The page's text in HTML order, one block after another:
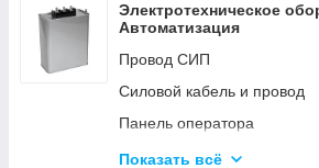
Электротехническое
Автоматизация
Провод СИП
Силовой кабель и провод
Панель оператора
Системы молниезащиты и
Показать всё